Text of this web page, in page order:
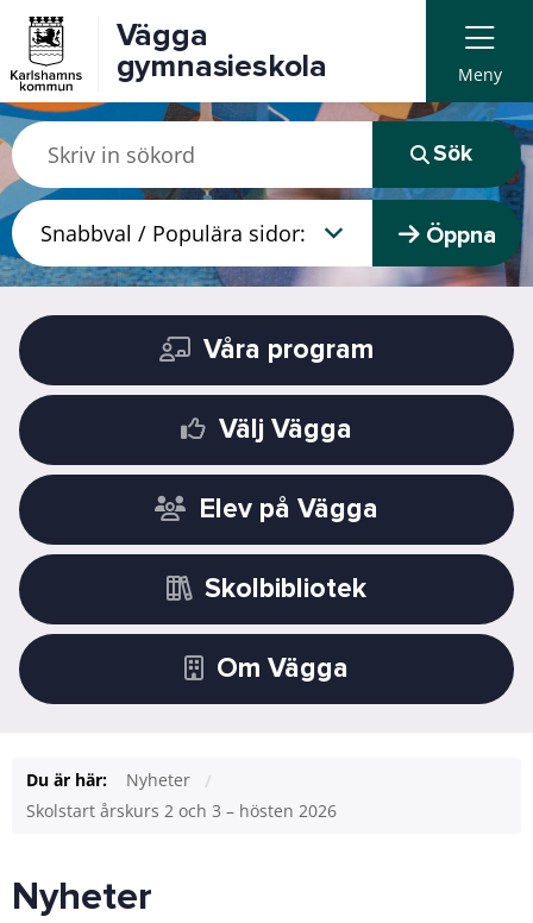
Vägga
gymnasieskola
Meny
Sök
Öppna
Våra program
Välj Vägga
Elev på Vägga
Skolbibliotek
Om Vägga
Du är här:
Nyheter
Skolstart årskurs 2 och 3 – hösten 2026
Nyheter